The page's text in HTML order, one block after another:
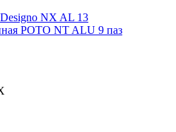
NX AL 13
РОТО NT ALU 9 паз